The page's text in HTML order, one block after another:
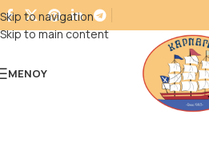
Skip to navigation
Skip to main content
ΜΕΝΟΎ